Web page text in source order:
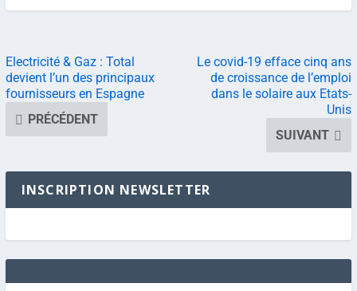
Electricité & Gaz : Total
devient l’un des principaux
fournisseurs en Espagne
PRÉCÉDENT
Le covid-19 efface cinq ans
de croissance de l’emploi
dans le solaire aux Etats-
Unis
SUIVANT
INSCRIPTION NEWSLETTER